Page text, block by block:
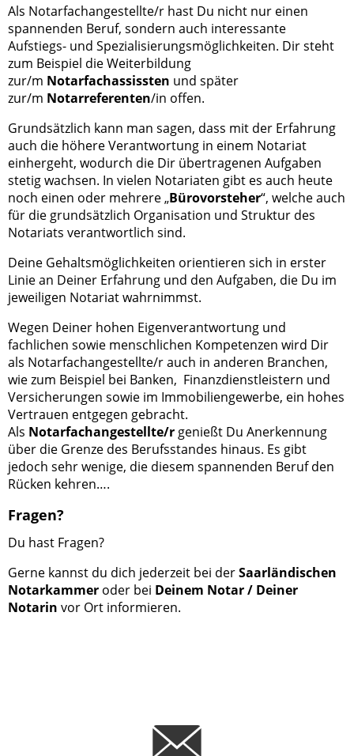
Als Notarfachangestellte/r hast Du nicht nur einen
spannenden Beruf, sondern auch interessante
Aufstiegs- und Spezialisierungsmöglichkeiten. Dir steht
zum Beispiel die Weiterbildung
zur/m Notarfachassissten und später
zur/m Notarreferenten/in offen.
Grundsätzlich kann man sagen, dass mit der Erfahrung
auch die höhere Verantwortung in einem Notariat
einhergeht, wodurch die Dir übertragenen Aufgaben
stetig wachsen. In vielen Notariaten gibt es auch heute
noch einen oder mehrere „Bürovorsteher“, welche auch
für die grundsätzlich Organisation und Struktur des
Notariats verantwortlich sind.
Deine Gehaltsmöglichkeiten orientieren sich in erster
Linie an Deiner Erfahrung und den Aufgaben, die Du im
jeweiligen Notariat wahrnimmst.
Wegen Deiner hohen Eigenverantwortung und
fachlichen sowie menschlichen Kompetenzen wird Dir
als Notarfachangestellte/r auch in anderen Branchen,
wie zum Beispiel bei Banken, Finanzdienstleistern und
Versicherungen sowie im Immobiliengewerbe, ein hohes
Vertrauen entgegen gebracht.
Als Notarfachangestellte/r genießt Du Anerkennung
über die Grenze des Berufsstandes hinaus. Es gibt
jedoch sehr wenige, die diesem spannenden Beruf den
Rücken kehren….
Fragen?
Du hast Fragen?
Gerne kannst du dich jederzeit bei derSaarländischen
Notarkammer oder bei Deinem Notar / Deiner
Notarin vor Ort informieren.